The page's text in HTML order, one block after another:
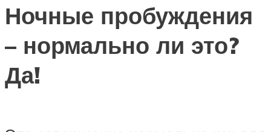
Ночные пробуждения
– нормально ли это?
Да!